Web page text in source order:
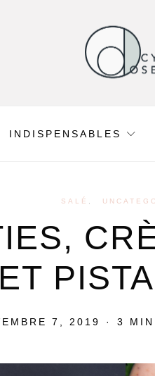
INDISPENSABLES
SALÉ
ET
7, 2019 3